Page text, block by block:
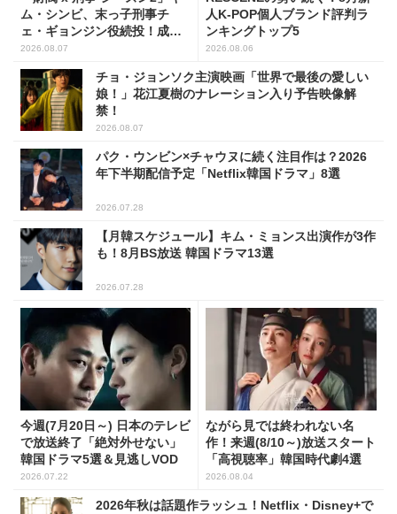
ム・シンビ、末っ子刑事チ
ェ・ギョンジン役続投！成長
した姿に注目
2026.08.07
人K-POP個人ブランド評判ラ
ンキングトップ5
2026.08.06
チョ・ジョンソク主演映画「世界で最後の愛しい
娘！」花江夏樹のナレーション入り予告映像解
禁！
2026.08.07
パク・ウンビン×チャウヌに続く注目作は？2026
年下半期配信予定「Netflix韓国ドラマ」8選
2026.07.28
【月韓スケジュール】キム・ミョンス出演作が3作
も！8月BS放送 韓国ドラマ13選
2026.07.28
今週(7月20日～) 日本のテレビ
で放送終了「絶対外せない」
韓国ドラマ5選＆見逃しVOD
2026.07.22
ながら見では終われない名
作！来週(8/10～)放送スタート
「高視聴率」韓国時代劇4選
2026.08.04
2026年秋は話題作ラッシュ！Netflix・Disney+で